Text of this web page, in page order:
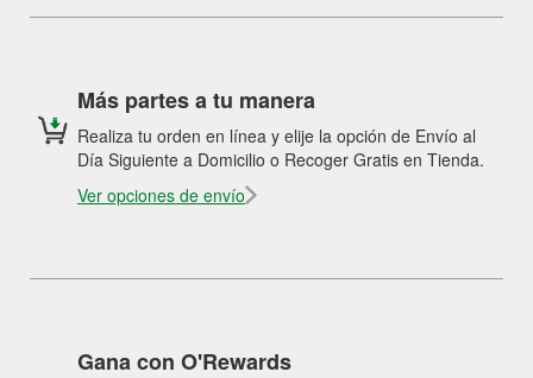
Más partes a tu manera
Realiza tu orden en línea y elije la opción de Envío al
Día Siguiente a Domicilio o Recoger Gratis en Tienda.
Ver opciones de envío
Gana con O'Rewards